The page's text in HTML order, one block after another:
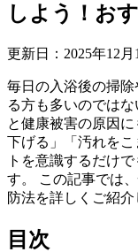
しよう！お
更新日： 2025年12 月
毎日の入浴後の掃
る方も多いのでは
と健康被害の原因
下げる」「汚れを
トを意識するだけ
す。 この記事では
防法を詳しくご紹介
目次